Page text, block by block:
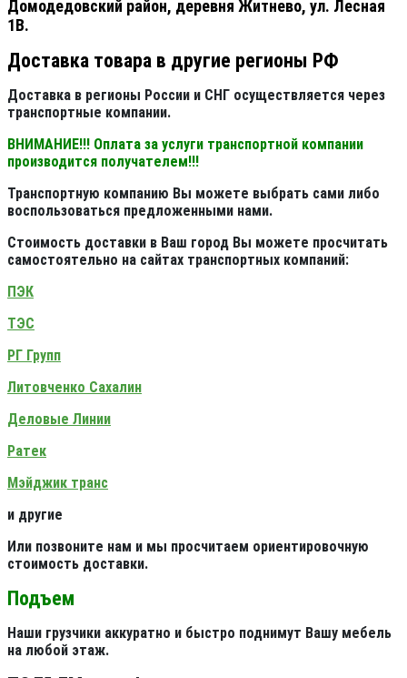
Домодедовский район, деревня Житнево, ул. Лесная
1В.
Доставка товара в другие регионы РФ
Доставка в регионы России и СНГ осуществляется через
транспортные компании.
ВНИМАНИЕ!!! Оплата за услуги транспортной компании
производится получателем!!!
Транспортную компанию Вы можете выбрать сами либо
воспользоваться предложенными нами.
Стоимость доставки в Ваш город Вы можете просчитать
самостоятельно на сайтах транспортных компаний:
ПЭК
ТЭС
РГ Групп
Литовченко Сахалин
Деловые Линии
Ратек
Мэйджик транс
и другие
Или позвоните нам и мы просчитаем ориентировочную
стоимость доставки.
Подъем
Наши грузчики аккуратно и быстро поднимут Вашу мебель
на любой этаж.